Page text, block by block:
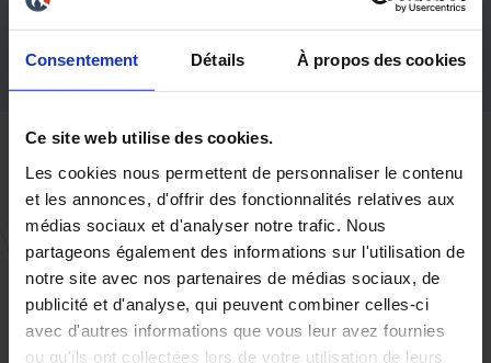
Consentement Détails À propos des cookies
Ce site web utilise des cookies.
Les cookies nous permettent de personnaliser le contenu
et les annonces, d'offrir des fonctionnalités relatives aux
médias sociaux et d'analyser notre trafic. Nous
partageons également des informations sur l'utilisation de
notre site avec nos partenaires de médias sociaux, de
publicité et d'analyse, qui peuvent combiner celles-ci
avec d'autres informations que vous leur avez fournies
ou qu'ils ont collectées lors de votre utilisation de leurs
€ (- de 2500€ HT)